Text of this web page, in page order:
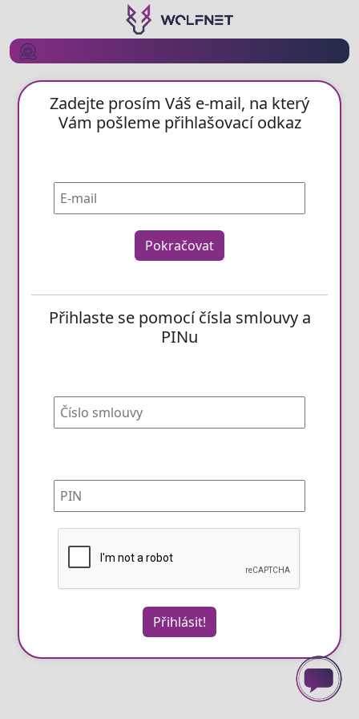
Zadejte prosím Váš e-mail, na který
Vám pošleme přihlašovací odkaz
Pokračovat
Přihlaste se pomocí čísla smlouvy a
PINu
Přihlásit!